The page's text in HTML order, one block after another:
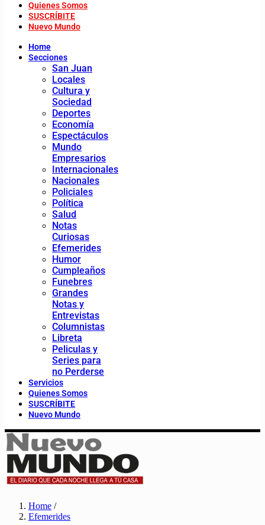
Quienes Somos
SUSCRÍBITE
Nuevo Mundo
Home
Secciones
San Juan
Locales
Cultura y
Sociedad
Deportes
Economía
Espectáculos
Mundo
Empresarios
Internacionales
Nacionales
Policiales
Política
Salud
Notas
Curiosas
Efemerides
Humor
Cumpleaños
Funebres
Grandes
Notas y
Entrevistas
Columnistas
Libreta
Peliculas y
Series para
no Perderse
Servicios
Quienes Somos
SUSCRÍBITE
Nuevo Mundo
Home /
Efemerides